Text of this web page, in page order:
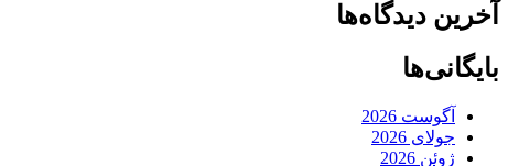
آخرین دیدگاه‌ها
بایگانی‌ها
آگوست 2026
جولای 2026
ژوئن 2026